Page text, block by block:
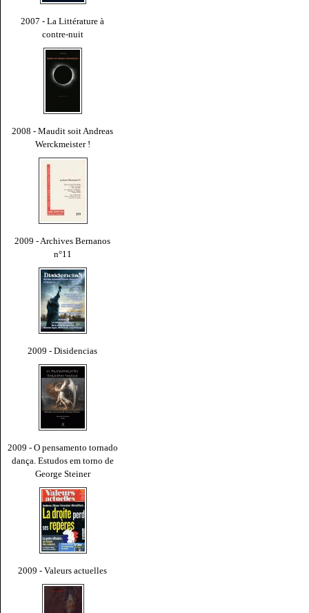
2007 - La Littérature à
contre-nuit
2008 - Maudit soit Andreas
Werckmeister !
2009 - Archives Bernanos
n°11
2009 - Disidencias
2009 - O pensamento tornado
dança. Estudos em torno de
George Steiner
2009 - Valeurs actuelles